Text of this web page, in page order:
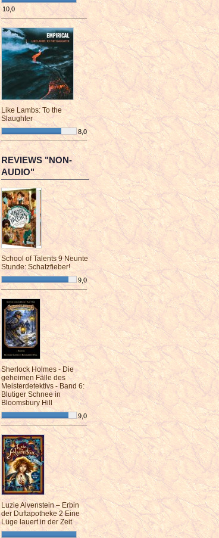
10,0
¯¯¯¯¯¯¯¯¯¯¯¯¯¯¯¯¯¯¯¯¯¯¯¯
Like Lambs: To the
Slaughter
8,0
¯¯¯¯¯¯¯¯¯¯¯¯¯¯¯¯¯¯¯¯¯¯¯¯
REVIEWS "NON-
AUDIO"
School of Talents 9 Neunte
Stunde: Schatzfieber!
9,0
¯¯¯¯¯¯¯¯¯¯¯¯¯¯¯¯¯¯¯¯¯¯¯¯
Sherlock Holmes - Die
geheimen Fälle des
Meisterdetektivs - Band 6:
Blutiger Schnee in
Bloomsbury Hill
9,0
¯¯¯¯¯¯¯¯¯¯¯¯¯¯¯¯¯¯¯¯¯¯¯¯
Luzie Alvenstein – Erbin
der Duftapotheke 2 Eine
Lüge lauert in der Zeit